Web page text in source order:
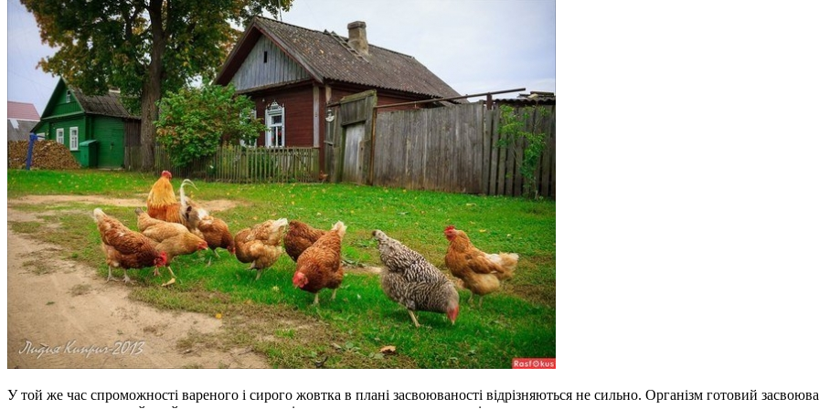
У той же час спроможності вареного і сирого жовтка в плані засвоюваності відрізняються не сильно. Організм готовий